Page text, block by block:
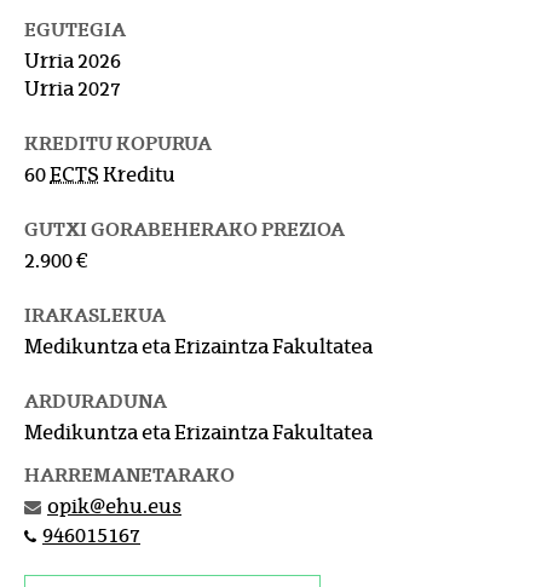
EGUTEGIA
Urria 2026
Urria 2027
KREDITU KOPURUA
60ECTS Kreditu
GUTXI GORABEHERAKO PREZIOA
2.900 €
IRAKASLEKUA
Medikuntza eta Erizaintza Fakultatea
ARDURADUNA
Medikuntza eta Erizaintza Fakultatea
HARREMANETARAKO
opik@ehu.eus
946015167